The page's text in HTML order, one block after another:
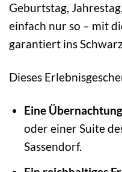
Geburtstag,
einfach nur so – mit
garantiert ins
Dieses
Eine Übernachtung
oder einer Suite
Sassendorf.